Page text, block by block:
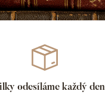
odesíláme každý den